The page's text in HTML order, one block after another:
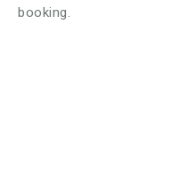
booking.